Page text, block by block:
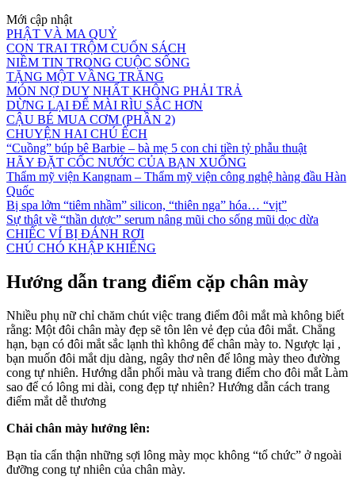
Mới cập nhật
PHẬT VÀ MA QUỶ
CON TRAI TRỘM CUỐN SÁCH
NIỀM TIN TRONG CUỘC SỐNG
TẶNG MỘT VẦNG TRĂNG
MÓN NỢ DUY NHẤT KHÔNG PHẢI TRẢ
DỪNG LẠI ĐỂ MÀI RÌU SẮC HƠN
CẬU BÉ MUA CƠM (PHẦN 2)
CHUYỆN HAI CHÚ ẾCH
“Cuồng” búp bê Barbie – bà mẹ 5 con chi tiền tỷ phẫu thuật
HÃY ĐẶT CỐC NƯỚC CỦA BẠN XUỐNG
Thẩm mỹ viện Kangnam – Thẩm mỹ viện công nghệ hàng đầu Hàn
Quốc
Bị spa lởm “tiêm nhầm” silicon, “thiên nga” hóa… “vịt”
Sự thật về “thần dược” serum nâng mũi cho sống mũi dọc dừa
CHIẾC VÍ BỊ ĐÁNH RƠI
CHÚ CHÓ KHẬP KHIỂNG
Hướng dẫn trang điểm cặp chân mày
Nhiều phụ nữ chỉ chăm chút việc trang điểm đôi mắt mà không biết
rằng: Một đôi chân mày đẹp sẽ tôn lên vẻ đẹp của đôi mắt. Chẳng
hạn, bạn có đôi mắt sắc lạnh thì không để chân mày to. Ngược lại ,
bạn muốn đôi mắt dịu dàng, ngây thơ nên để lông mày theo đường
cong tự nhiên. Hướng dẫn phối màu và trang điểm cho đôi mắt Làm
sao để có lông mi dài, cong đẹp tự nhiên? Hướng dẫn cách trang
điểm mắt dễ thương
Chải chân mày hướng lên:
Bạn tỉa cẩn thận những sợi lông mày mọc không “tổ chức” ở ngoài
đưỡng cong tự nhiên của chân mày.